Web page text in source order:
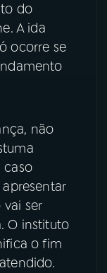
do
A ida
ocorre se
não
caso
ser
O instituto
o fim